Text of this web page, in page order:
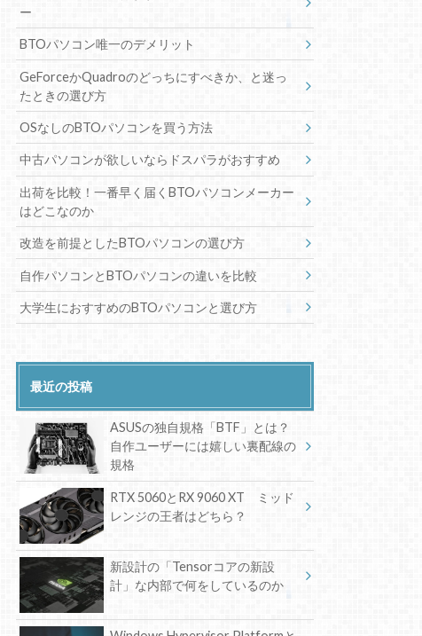
ー
BTOパソコン唯一のデメリット
GeForceかQuadroのどっちにすべきか、と迷っ
たときの選び方
OSなしのBTOパソコンを買う方法
中古パソコンが欲しいならドスパラがおすすめ
出荷を比較！一番早く届くBTOパソコンメーカー
はどこなのか
改造を前提としたBTOパソコンの選び方
自作パソコンとBTOパソコンの違いを比較
大学生におすすめのBTOパソコンと選び方
最近の投稿
ASUSの独自規格「BTF」とは？
自作ユーザーには嬉しい裏配線の
規格
RTX 5060とRX 9060 XT ミッド
レンジの王者はどちら？
新設計の「Tensorコアの新設
計」な内部で何をしているのか